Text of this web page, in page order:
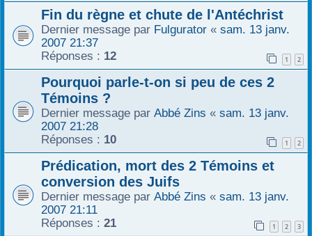
Fin du règne et chute de l'Antéchrist
Dernier message par Fulgurator « sam. 13 janv.
2007 21:37
Réponses : 12 1 2
Pourquoi parle-t-on si peu de ces 2
Témoins ?
Dernier message par Abbé Zins « sam. 13 janv.
2007 21:28
Réponses : 10 1 2
Prédication, mort des 2 Témoins et
conversion des Juifs
Dernier message par Abbé Zins « sam. 13 janv.
2007 21:11
Réponses : 21 1 2 3